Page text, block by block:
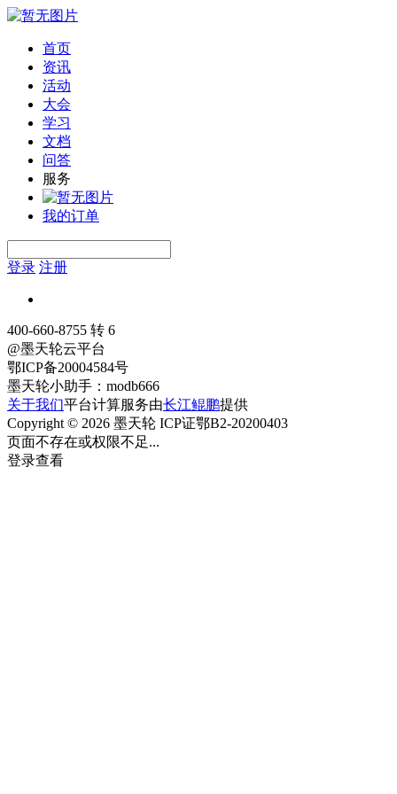
首页
资讯
活动
大会
学习
文档
问答
服务
我的订单
登录 注册
400-660-8755 转 6
@墨天轮云平台
鄂ICP备20004584号
墨天轮小助手：modb666
关于我们平台计算服务由长江鲲鹏提供
Copyright © 2026 墨天轮 ICP证鄂B2-20200403
页面不存在或权限不足...
登录查看